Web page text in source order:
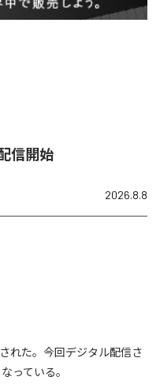
信開始
2026.8.8
された。今回デジタル配信さ
っている。